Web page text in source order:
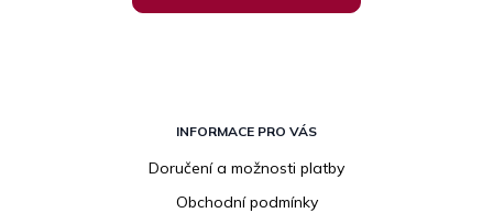
INFORMACE PRO VÁS
Doručení a možnosti platby
Obchodní podmínky